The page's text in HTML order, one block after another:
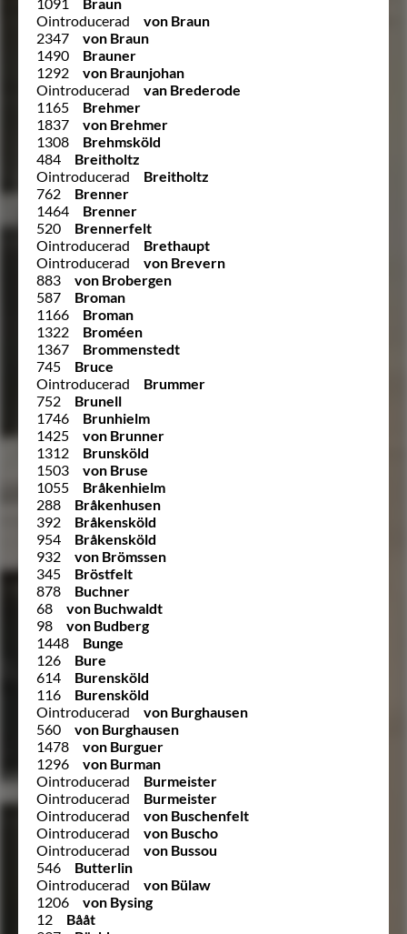
Ointroducerad
von Braun
2347
von Braun
1490
Brauner
1292
von Braunjohan
Ointroducerad
van Brederode
1165
Brehmer
1837
von Brehmer
1308
Brehmsköld
484
Breitholtz
Ointroducerad
Breitholtz
762
Brenner
1464
Brenner
520
Brennerfelt
Ointroducerad
Brethaupt
Ointroducerad
von Brevern
883
von Brobergen
587
Broman
1166
Broman
1322
Broméen
1367
Brommenstedt
745
Bruce
Ointroducerad
Brummer
752
Brunell
1746
Brunhielm
1425
von Brunner
1312
Brunsköld
1503
von Bruse
1055
Bråkenhielm
288
Bråkenhusen
392
Bråkensköld
954
Bråkensköld
932
von Brömssen
345
Bröstfelt
878
Buchner
68
von Buchwaldt
98
von Budberg
1448
Bunge
126
Bure
614
Burensköld
116
Burensköld
Ointroducerad
von Burghausen
560
von Burghausen
1478
von Burguer
1296
von Burman
Ointroducerad
Burmeister
Ointroducerad
Burmeister
Ointroducerad
von Buschenfelt
Ointroducerad
von Buscho
Ointroducerad
von Bussou
546
Butterlin
Ointroducerad
von Bülaw
1206
von Bysing
12
Bååt